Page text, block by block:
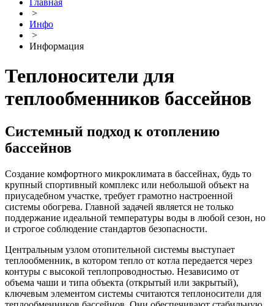
Главная
>
Инфо
>
Информация
Теплоносители для
теплообменников бассейнов
Системный подход к отоплению
бассейнов
Создание комфортного микроклимата в бассейнах, будь то
крупный спортивный комплекс или небольшой объект на
приусадебном участке, требует грамотно настроенной
системы обогрева. Главной задачей является не только
поддержание идеальной температуры воды в любой сезон, но
и строгое соблюдение стандартов безопасности.
Центральным узлом отопительной системы выступает
теплообменник, в котором тепло от котла передается через
контуры с высокой теплопроводностью. Независимо от
объема чаши и типа объекта (открытый или закрытый),
ключевым элементом системы считаются теплоносители для